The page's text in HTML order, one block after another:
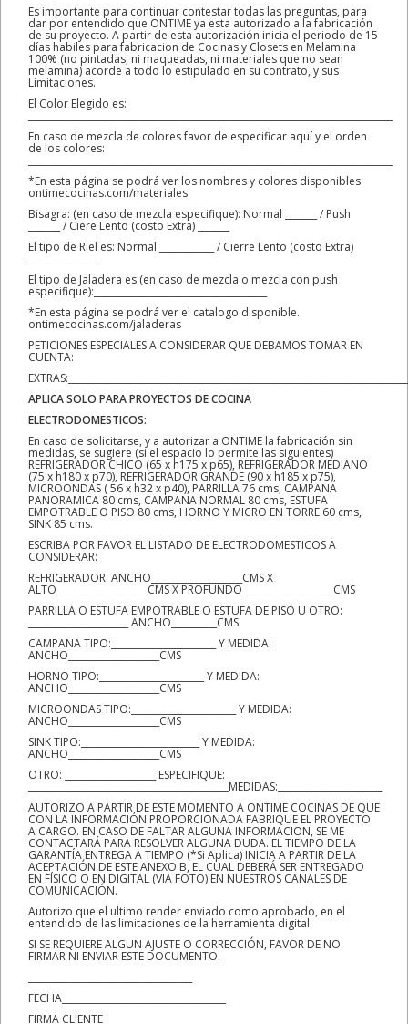
Es importante para continuar contestar todas las preguntas, para
dar por entendido que ONTIME ya esta autorizado a la fabricación
de su proyecto. A partir de esta autorización inicia el periodo de 15
días habiles para fabricacion de Cocinas y Closets en Melamina
100% (no pintadas, ni maqueadas, ni materiales que no sean
melamina) acorde a todo lo estipulado en su contrato, y sus
Limitaciones.
El Color Elegido es:
________________________________________________________________________________
En caso de mezcla de colores favor de especificar aquí y el orden
de los colores:
*En esta página se podrá ver los nombres y colores disponibles.
ontimecocinas.com/materiales
Bisagra: (en caso de mezcla especifique): Normal _______ / Push
_______ / Ciere Lento (costo Extra) _______
El tipo de Riel es: Normal ____________ / Cierre Lento (costo Extra)
_______________
El tipo de Jaladera es (en caso de mezcla o mezcla con push
especifique):______________________________________
*En esta página se podrá ver el catalogo disponible.
ontimecocinas.com/jaladeras
PETICIONES ESPECIALES A CONSIDERAR QUE DEBAMOS TOMAR EN
CUENTA:
APLICA SOLO PARA PROYECTOS DE COCINA
ELECTRODOMESTICOS:
En caso de solicitarse, y a autorizar a ONTIME la fabricación sin
medidas, se sugiere (si el espacio lo permite las siguientes)
REFRIGERADOR CHICO (65 x h175 x p65), REFRIGERADOR MEDIANO
(75 x h180 x p70), REFRIGERADOR GRANDE (90 x h185 x p75),
MICROONDAS ( 56 x h32 x p40), PARRILLA 76 cms, CAMPANA
PANORAMICA 80 cms, CAMPANA NORMAL 80 cms, ESTUFA
EMPOTRABLE O PISO 80 cms, HORNO Y MICRO EN TORRE 60 cms,
SINK 85 cms.
ESCRIBA POR FAVOR EL LISTADO DE ELECTRODOMESTICOS A
CONSIDERAR:
REFRIGERADOR: ANCHO____________________CMS X
ALTO____________________CMS X PROFUNDO____________________CMS
PARRILLA O ESTUFA EMPOTRABLE O ESTUFA DE PISO U OTRO:
______________________ ANCHO__________CMS
CAMPANA TIPO:_______________________ Y MEDIDA:
ANCHO____________________CMS
HORNO TIPO:_______________________ Y MEDIDA:
ANCHO____________________CMS
MICROONDAS TIPO:_______________________ Y MEDIDA:
ANCHO____________________CMS
SINK TIPO:__________________________ Y MEDIDA:
ANCHO____________________CMS
OTRO: ____________________ ESPECIFIQUE:
____________________________________________MEDIDAS:_______________________
AUTORIZO A PARTIR DE ESTE MOMENTO A ONTIME COCINAS DE QUE
CON LA INFORMACIÓN PROPORCIONADA FABRIQUE EL PROYECTO
A CARGO. EN CASO DE FALTAR ALGUNA INFORMACION, SE ME
CONTACTARÁ PARA RESOLVER ALGUNA DUDA. EL TIEMPO DE LA
GARANTÍA ENTREGA A TIEMPO (*Si Aplica) INICIA A PARTIR DE LA
ACEPTACIÓN DE ESTE ANEXO B, EL CUAL DEBERÁ SER ENTREGADO
EN FÍSICO O EN DIGITAL (VIA FOTO) EN NUESTROS CANALES DE
COMUNICACIÓN.
Autorizo que el ultimo render enviado como aprobado, en el
entendido de las limitaciones de la herramienta digital.
SI SE REQUIERE ALGUN AJUSTE O CORRECCIÓN, FAVOR DE NO
FIRMAR NI ENVIAR ESTE DOCUMENTO.
FECHA____________________________________
FIRMA CLIENTE